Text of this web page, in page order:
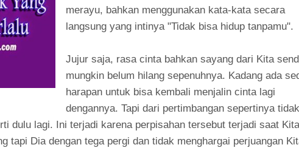
merayu, bahkan menggunakan kata-kata secara
langsung yang intinya "Tidak bisa hidup tanpamu".
Jujur saja, rasa cinta bahkan sayang dari Kita
mungkin belum hilang sepenuhnya. Kadang ada
harapan untuk bisa kembali menjalin cinta lagi
dengannya. Tapi dari pertimbangan sepertinya tidak
dulu lagi. Ini terjadi karena perpisahan tersebut terjadi saat Kita
tapi Dia dengan tega pergi dan tidak menghargai perjuangan